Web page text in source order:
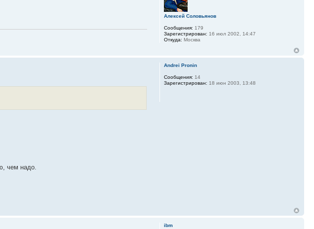
Алексей Соловьянов
Сообщения: 179
Зарегистрирован: 16 июл 2002, 14:47
Откуда: Москва
чем надо.
Andrei Pronin
Сообщения: 14
Зарегистрирован: 18 июн 2003, 13:48
ibm